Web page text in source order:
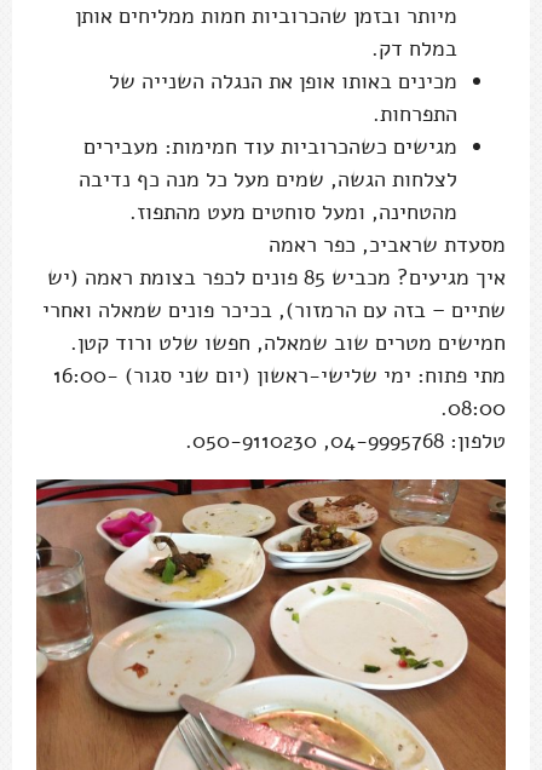
מיותר ובזמן שהכרוביות חמות ממליחים אותן
במלח דק.
מכינים באותו אופן את הנגלה השנייה של
התפרחות.
מגישים כשהכרוביות עוד חמימות: מעבירים
לצלחות הגשה, שמים מעל כל מנה כף נדיבה
מהטחינה, ומעל סוחטים מעט מהתפוז.
מסעדת שראביכ, כפר ראמה
איך מגיעים? מכביש 85 פונים לכפר בצומת ראמה (יש
שתיים – בזה עם הרמזור), בכיכר פונים שמאלה ואחרי
חמישים מטרים שוב שמאלה, חפשו שלט ורוד קטן.
מתי פתוח: ימי שלישי-ראשון (יום שני סגור) 16:00-
08:00.
טלפון: 04-9995768, 050-9110230.